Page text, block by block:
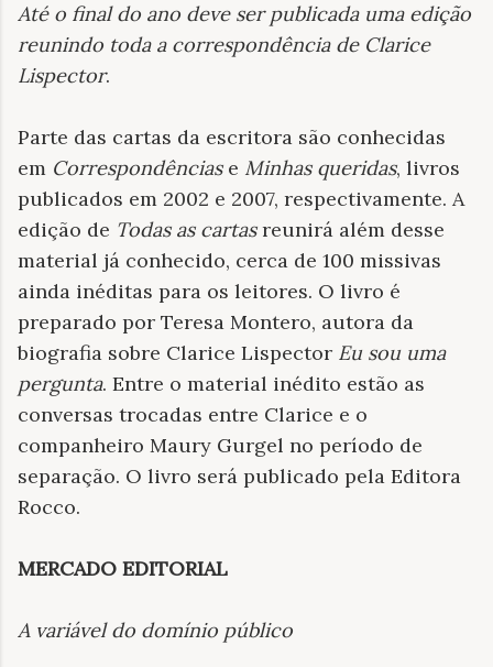
Até o final do ano deve ser publicada uma edição
reunindo toda a correspondência de Clarice
Lispector.
Parte das cartas da escritora são conhecidas
em Correspondênciase Minhas queridas, livros
publicados em 2002 e 2007, respectivamente. A
edição de Todas as cartasreunirá além desse
material já conhecido, cerca de 100 missivas
ainda inéditas para os leitores. O livro é
preparado por Teresa Montero, autora da
biografia sobre Clarice Lispector Eu sou uma
pergunta. Entre o material inédito estão as
conversas trocadas entre Clarice e o
companheiro Maury Gurgel no período de
separação. O livro será publicado pela Editora
Rocco.
MERCADO EDITORIAL
A variável do domínio público